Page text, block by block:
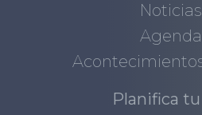
Noticias
Agenda
Planifica